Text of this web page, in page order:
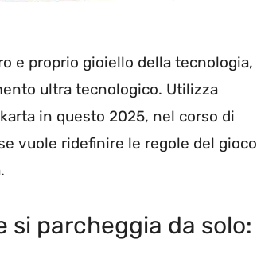
e proprio gioiello della tecnologia,
ultra tecnologico. Utilizza
in questo 2025, nel corso di
vuole ridefinire le regole del gioco
si parcheggia da solo: